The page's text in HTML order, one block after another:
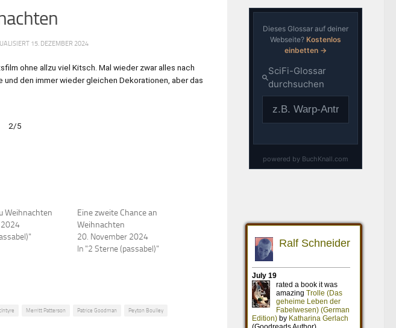
15. DEZEMBER 2024
ohne allzu viel Kitsch. Mal wieder zwar alles nach
den immer wieder gleichen Dekorationen, aber das
2/5
Weihnachten
2024
Eine zweite Chance an
Weihnachten
20. November 2024
In "2 Sterne (passabel)"
Merritt Patterson Patrice Goodman Peyton Boulley